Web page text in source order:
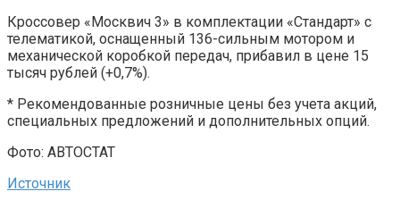
Кроссовер «Москвич 3» в комплектации «Стандарт» с
телематикой, оснащенный 136-сильным мотором и
механической коробкой передач, прибавил в цене 15
тысяч рублей (+0,7%).
* Рекомендованные розничные цены без учета акций,
специальных предложений и дополнительных опций.
Фото: АВТОСТАТ
Источник